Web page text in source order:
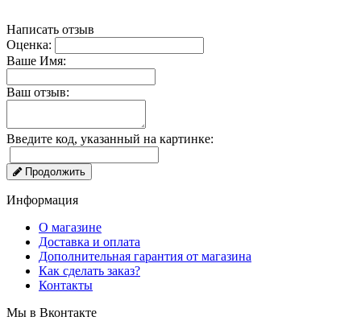
Написать отзыв
Оценка:
Ваше Имя:
Ваш отзыв:
Введите код, указанный на картинке:
Продолжить
Информация
О магазине
Доставка и оплата
Дополнительная гарантия от магазина
Как сделать заказ?
Контакты
Мы в Вконтакте